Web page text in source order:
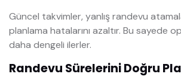
Güncel takvimler, yanlış randevu
planlama hatalarını azaltır. Bu sayede
daha dengeli ilerler.
Randevu Sürelerini Doğru